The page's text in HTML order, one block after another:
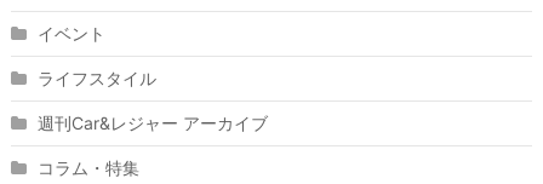
イベント
ライフスタイル
週刊Car&レジャー アーカイブ
コラム・特集